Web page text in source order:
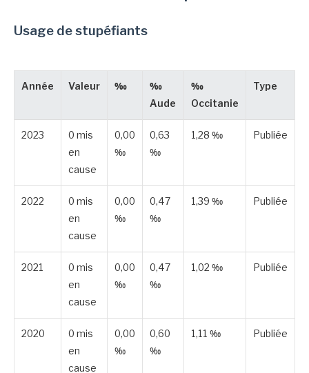
Usage de stupéfiants
Année Valeur ‰
‰
Aude
‰
Occitanie
Type
2023
0 mis
en
cause
0,00
‰
0,63
‰
1,28 ‰ Publiée
2022
0 mis
en
cause
0,00
‰
0,47
‰
1,39 ‰ Publiée
2021
0 mis
en
cause
0,00
‰
0,47
‰
1,02 ‰ Publiée
2020
0 mis
en
cause
0,00
‰
0,60
‰
1,11 ‰ Publiée